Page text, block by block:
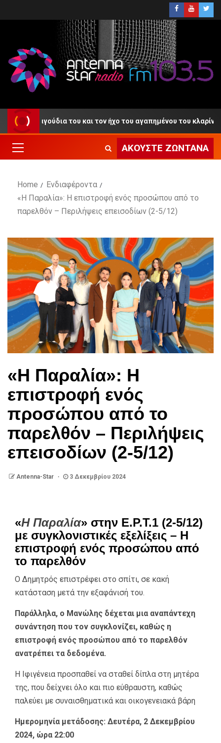
τραγούδια του και τον ήχο του αγαπημένου του κλαρίνου
ΑΚΟΎΣΤΕ ΖΩΝΤΑΝΆ
Home
Ενδιαφέροντα
«Η Παραλία»: Η επιστροφή ενός προσώπου από το
παρελθόν – Περιλήψεις επεισοδίων (2-5/12)
«Η Παραλία»: Η
επιστροφή ενός
προσώπου από το
παρελθόν – Περιλήψεις
επεισοδίων (2-5/12)
Antenna-Star 3 Δεκεμβρίου 2024
«Η Παραλία» στην Ε.Ρ.Τ.1 (2-5/12)
με συγκλονιστικές εξελίξεις – Η
επιστροφή ενός προσώπου από
το παρελθόν
Ο Δημητρός επιστρέφει στο σπίτι, σε κακή
κατάσταση μετά την εξαφάνισή του.
Παράλληλα, ο Μανώλης δέχεται μια αναπάντεχη
συνάντηση που τον συγκλονίζει, καθώς η
επιστροφή ενός προσώπου από το παρελθόν
ανατρέπει τα δεδομένα.
Η Ιφιγένεια προσπαθεί να σταθεί δίπλα στη μητέρα
της, που δείχνει όλο και πιο εύθραυστη, καθώς
παλεύει με συναισθηματικά και οικογενειακά βάρη
Ημερομηνία μετάδοσης: Δευτέρα, 2 Δεκεμβρίου
2024, ώρα 22:00